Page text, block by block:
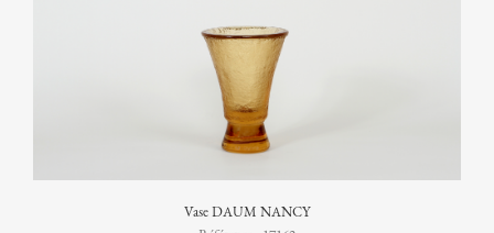
Vase DAUM NANCY